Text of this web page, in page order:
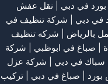
في دبي
نقل عفش
في دبي
شركة تنظيف في
بالرياض
شركه تنظيف
صباغ في ابوظبي
شركة
| سباك في دبي | شركة عزل
صباغ في دبي
تركيب